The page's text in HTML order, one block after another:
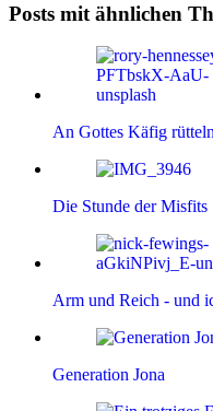
Posts mit ähnlichen
An Gottes Käfig rütteln
Die Stunde der Misfits
Arm und Reich - und
Generation Jona